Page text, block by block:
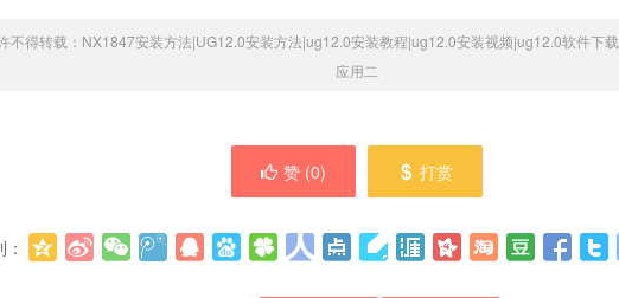
不得转载： NX1847安装方法|UG12.0安装方法|ug12.0安装教程|ug12.0安装视频|ug12.0软件下载
应用二
赞 (0) 打赏